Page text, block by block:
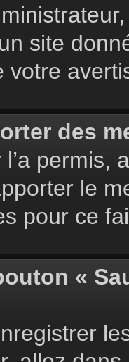
site
votre
des
l’a
le
pour ce
«